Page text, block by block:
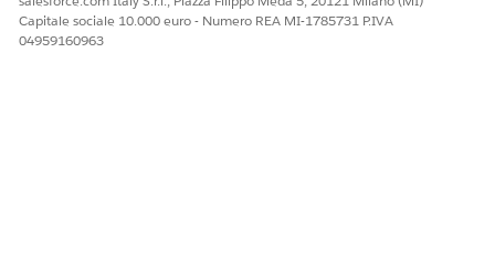
Verifica dell'identità via SMS
Capitale sociale 10.000 euro - Numero REA MI-1785731 P.IVA
04959160963